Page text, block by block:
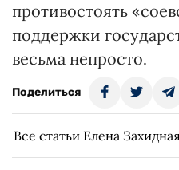
противостоять
поддержки
весьма непросто.
Поделиться
Все статьи Елена Захидная